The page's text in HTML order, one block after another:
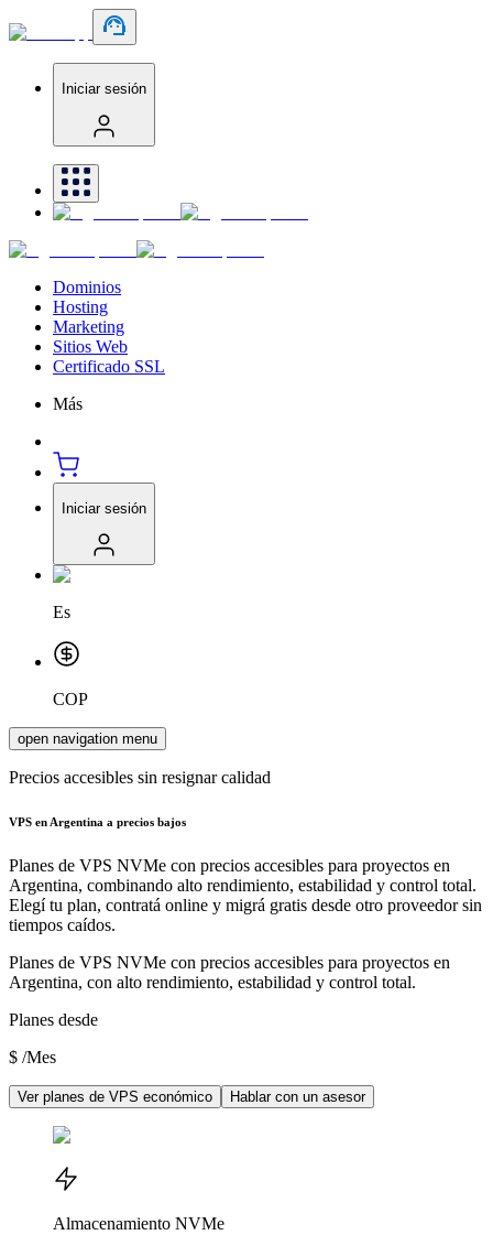
Iniciar sesión
Dominios
Hosting
Marketing
Sitios Web
Certificado SSL
Más
Iniciar sesión
Es
COP
open navigation menu
Precios accesibles sin resignar calidad
VPS en Argentina a precios bajos
Planes de VPS NVMe con precios accesibles para proyectos en
Argentina, combinando alto rendimiento, estabilidad y control total.
Elegí tu plan, contratá online y migrá gratis desde otro proveedor sin
tiempos caídos.
Planes de VPS NVMe con precios accesibles para proyectos en
Argentina, con alto rendimiento, estabilidad y control total.
Planes desde
$ /Mes
Ver planes de VPS económico Hablar con un asesor
Almacenamiento NVMe